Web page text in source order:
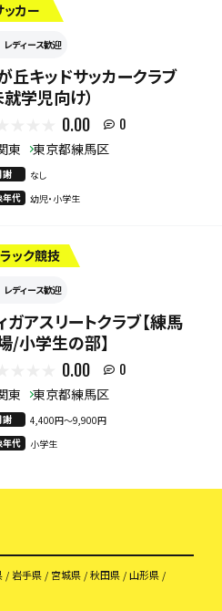
ッカー
レディース歓迎
丘キッドサッカークラブ
就学児向け）
0.00 0
東 東京都練馬区
謝
なし
年代
幼児・小学生
ック競技
レディース歓迎
ガアスリートクラブ【練馬
/小学生の部】
0.00 0
東 東京都練馬区
謝
4,400円〜9,900円
年代
小学生
岩手県 宮城県 秋田県
山形県